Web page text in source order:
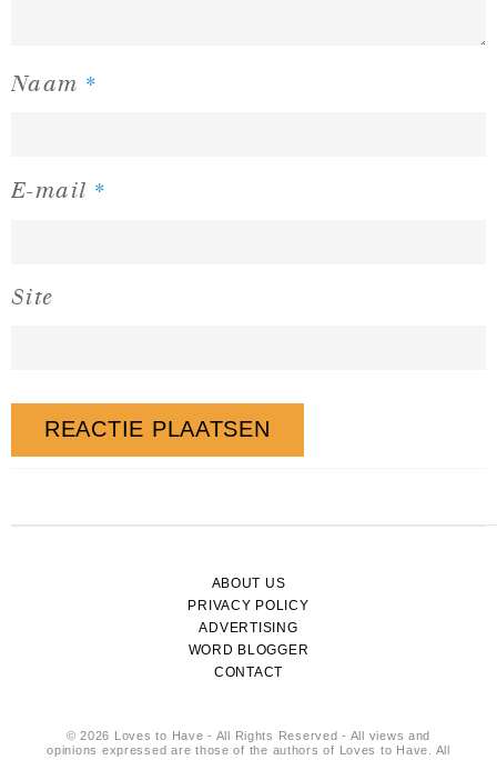
Naam *
E-mail *
Site
ABOUT US
PRIVACY POLICY
ADVERTISING
WORD BLOGGER
CONTACT
© 2026 Loves to Have - All Rights Reserved - All views and
opinions expressed are those of the authors of Loves to Have. All